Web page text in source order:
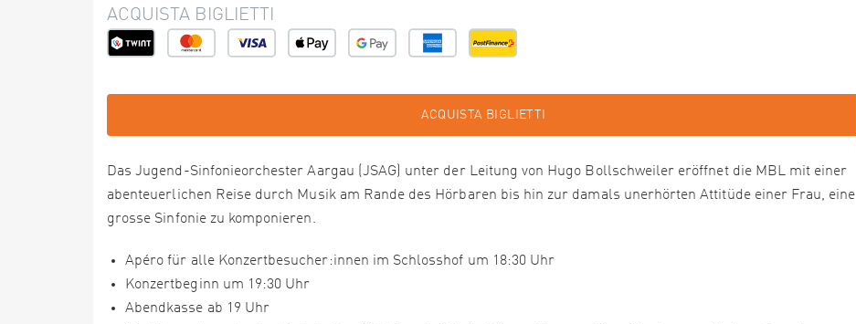
ACQUISTA BIGLIETTI
ACQUISTA BIGLIETTI
Das Jugend-Sinfonieorchester Aargau (JSAG) unter der Leitung von Hugo Bollschweiler eröffnet die MBL mit einer
abenteuerlichen Reise durch Musik am Rande des Hörbaren bis hin zur damals unerhörten Attitüde einer Frau, eine
grosse Sinfonie zu komponieren.
Apéro für alle Konzertbesucher:innen im Schlosshof um 18:30 Uhr
Konzertbeginn um 19:30 Uhr
Abendkasse ab 19 Uhr